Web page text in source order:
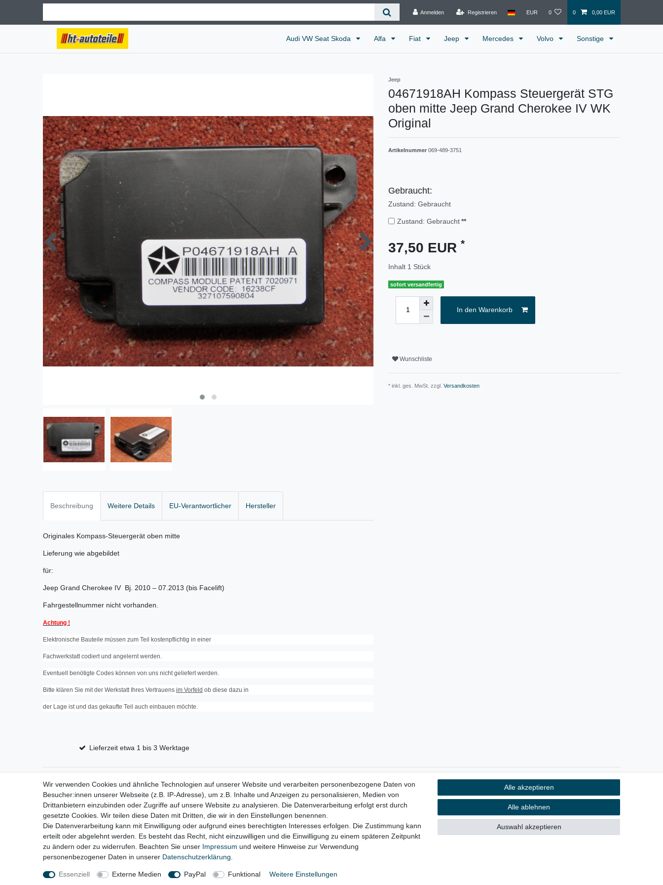
Anmelden Registrieren EUR 0 0 0,00 EUR
Audi VW Seat Skoda Alfa Fiat Jeep Mercedes Volvo Sonstige
Jeep
04671918AH Kompass Steuergerät STG
oben mitte Jeep Grand Cherokee IV WK
Original
Artikelnummer 069-489-3751
Gebraucht:
Zustand: Gebraucht
Zustand: Gebraucht **
37,50 EUR *
Inhalt 1 Stück
sofort versandfertig
In den Warenkorb
Wunschliste
* inkl. ges. MwSt. zzgl. Versandkosten
Beschreibung Weitere Details EU-Verantwortlicher Hersteller
Originales Kompass-Steuergerät oben mitte
Lieferung wie abgebildet
für:
Jeep Grand Cherokee IV Bj. 2010 – 07.2013 (bis Facelift)
Fahrgestellnummer nicht vorhanden.
Achtung !
Elektronische Bauteile müssen zum Teil kostenpflichtig in einer
Fachwerkstatt codiert und angelernt werden.
Eventuell benötigte Codes können von uns nicht geliefert werden.
Bitte klären Sie mit der Werkstatt Ihres Vertrauens im Vorfeld ob diese dazu in
der Lage ist und das gekaufte Teil auch einbauen möchte.
Lieferzeit etwa 1 bis 3 Werktage
Wir verwenden Cookies und ähnliche Technologien auf unserer Website und verarbeiten personenbezogene Daten von
Besucher:innen unserer Webseite (z.B. IP-Adresse), um z.B. Inhalte und Anzeigen zu personalisieren, Medien von
Drittanbietern einzubinden oder Zugriffe auf unsere Website zu analysieren. Die Datenverarbeitung erfolgt erst durch
gesetzte Cookies. Wir teilen diese Daten mit Dritten, die wir in den Einstellungen benennen.
Die Datenverarbeitung kann mit Einwilligung oder aufgrund eines berechtigten Interesses erfolgen. Die Zustimmung kann
erteilt oder abgelehnt werden. Es besteht das Recht, nicht einzuwilligen und die Einwilligung zu einem späteren Zeitpunkt
zu ändern oder zu widerrufen. Beachten Sie unser Impressum und weitere Hinweise zur Verwendung
personenbezogener Daten in unserer Daten­schutz­erklärung
Essenziell Externe Medien PayPal Funktional Weitere Einstellungen
Alle akzeptieren
Alle ablehnen
Auswahl akzeptieren
Impressum Widerrufs­recht
© Copyright 2026 | Alle Rechte vorbehalten.